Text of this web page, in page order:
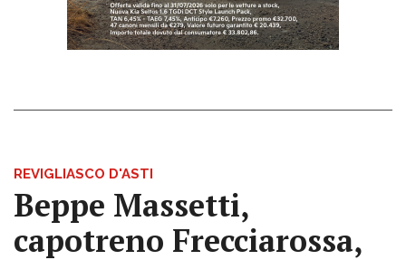
REVIGLIASCO D'ASTI
Beppe Massetti,
capotreno Frecciarossa,